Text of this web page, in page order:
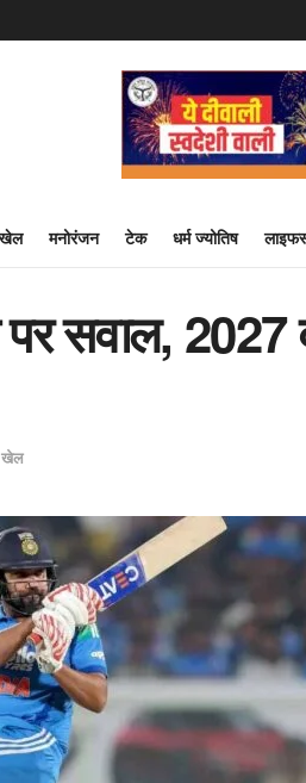
खेल मनोरंजन टेक धर्म ज्योतिष
पर सवाल, 2027
खेल